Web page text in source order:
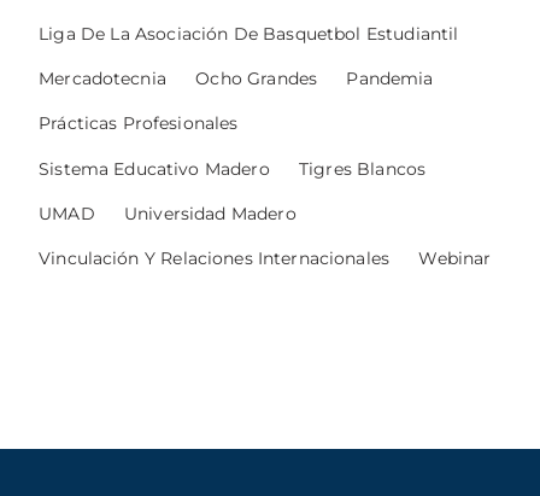
Liga De La Asociación De Basquetbol Estudiantil
Mercadotecnia Ocho Grandes Pandemia
Prácticas Profesionales
Sistema Educativo Madero Tigres Blancos
UMAD Universidad Madero
Vinculación Y Relaciones Internacionales Webinar